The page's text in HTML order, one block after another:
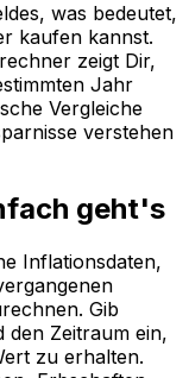
was bedeutet,
kaufen kannst.
zeigt Dir,
Jahr
Vergleiche
verstehen
geht's
Inflationsdaten,
Gib
den Zeitraum ein,
zu erhalten.